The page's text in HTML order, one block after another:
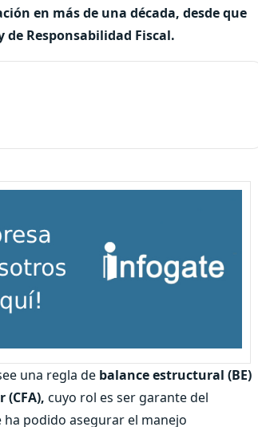
en más de una década, desde que
de Responsabilidad Fiscal.
una regla de balance estructural (BE)
(CFA), cuyo rol es ser garante del
podido asegurar el manejo